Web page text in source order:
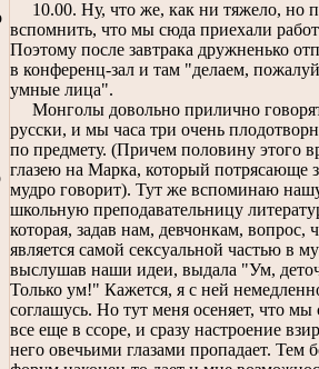
10.00. Ну, что же, как ни тяжело, но
вспомнить, что мы сюда приехали
Поэтому после завтрака дружненько
в конференц-зал и там "делаем,
умные лица".
Монголы довольно прилично
русски, и мы часа три очень
по предмету. (Причем половину этого
глазею на Марка, который потрясающе
мудро говорит). Тут же вспоминаю
школьную преподавательницу
которая, задав нам, девчонкам, вопрос,
является самой сексуальной частью в
выслушав наши идеи, выдала "Ум,
Только ум!" Кажется, я с ней
соглашусь. Но тут меня осеняет, что
все еще в ссоре, и сразу настроение
него овечьими глазами пропадает. Тем